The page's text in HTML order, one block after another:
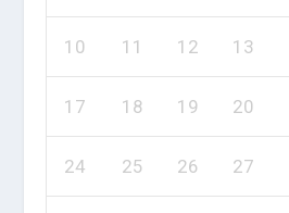
10 11 12 13
17 18 19 20
24 25 26 27